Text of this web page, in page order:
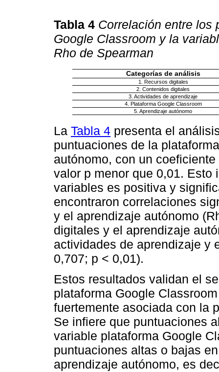
Tabla 4 Correlación entre los
Google Classroom y la
Rho de Spearman
Categorías de análisis
1. Recursos digitales
2. Contenidos digitales
3. Actividades de aprendizaje
4. Plataforma Google Classroom
5. Aprendizaje autónomo
La Tabla 4 presenta el
puntuaciones de la
autónomo, con un
valor p menor que 0,01. Esto
variables es positiva y
encontraron correlaciones
y el aprendizaje autónomo
digitales y el aprendizaje
actividades de aprendizaje y
0,707; p < 0,01).
Estos resultados validan el
plataforma Google
fuertemente asociada con la
Se infiere que puntuaciones
variable plataforma Google
puntuaciones altas o bajas
aprendizaje autónomo, es